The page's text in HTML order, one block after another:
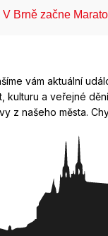
V Brně začne
vám aktuální
kulturu a veřejné
z našeho města.